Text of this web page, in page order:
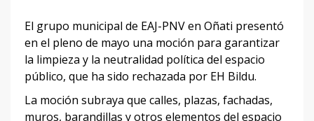
El grupo municipal de EAJ-PNV en Oñati presentó
en el pleno de mayo una moción para garantizar
la limpieza y la neutralidad política del espacio
público, que ha sido rechazada por EH Bildu.
La moción subraya que calles, plazas, fachadas,
muros, barandillas y otros elementos del espacio